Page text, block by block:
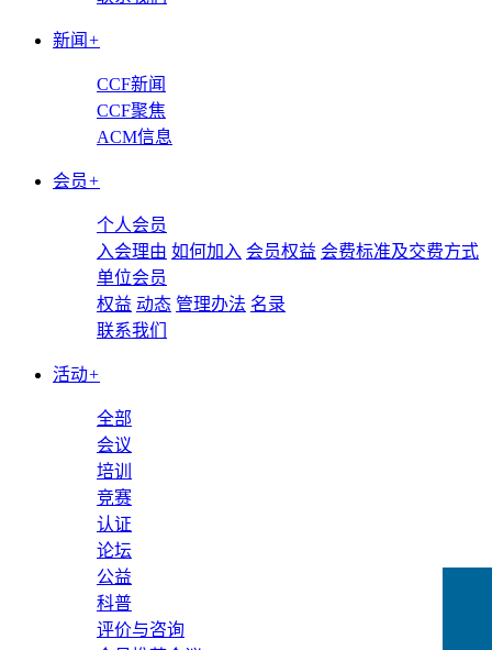
新闻 +
CCF新闻
CCF聚焦
ACM信息
会员+
个人会员
入会理由 如何加入 会员权益 会费标准及交费方式
单位会员
权益 动态 管理办法 名录
联系我们
活动+
全部
会议
培训
竞赛
认证
论坛
公益
科普
评价与咨询